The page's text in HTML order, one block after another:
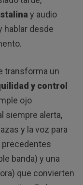
y audio
hablar desde
transforma un
y control
ojo
siempre alerta,
y la voz para
precedentes
banda) y una
que convierten